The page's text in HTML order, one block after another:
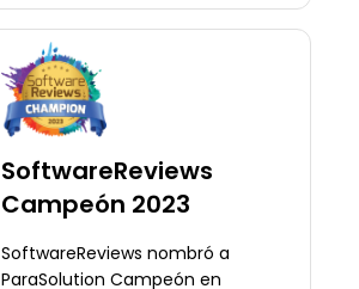
SoftwareReviews
Campeón 2023
SoftwareReviews nombró a
ParaSolution Campeón en